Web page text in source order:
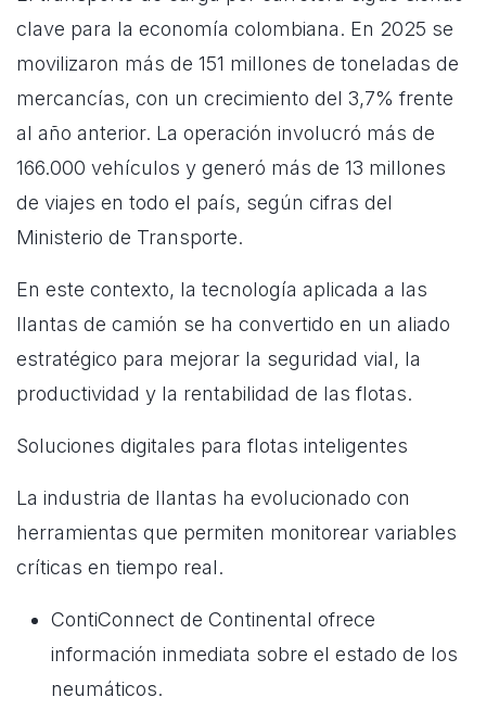
clave para la economía colombiana. En 2025 se
movilizaron más de 151 millones de toneladas de
mercancías, con un crecimiento del 3,7% frente
al año anterior. La operación involucró más de
166.000 vehículos y generó más de 13 millones
de viajes en todo el país, según cifras del
Ministerio de Transporte.
En este contexto, la tecnología aplicada a las
llantas de camión se ha convertido en un aliado
estratégico para mejorar la seguridad vial, la
productividad y la rentabilidad de las flotas.
Soluciones digitales para flotas inteligentes
La industria de llantas ha evolucionado con
herramientas que permiten monitorear variables
críticas en tiempo real.
ContiConnect de Continental ofrece
información inmediata sobre el estado de los
neumáticos.